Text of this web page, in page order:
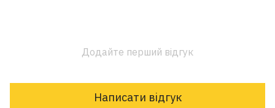
Додайте перший відгук
Написати відгук